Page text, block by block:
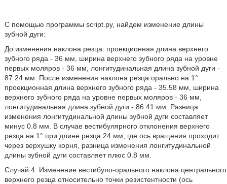
С помощью программы script.py, найдем изменение длины
зубной дуги:
До изменения наклона резца: проекционная длина верхнего
зубного ряда - 36 мм, ширина верхнего зубного ряда на уровне
первых моляров - 36 мм, лонгитудинальная длина зубной дуги -
87.24 мм. После изменения наклона резца орально на 1°:
проекционная длина верхнего зубного ряда - 35.58 мм, ширина
верхнего зубного ряда на уровне первых моляров - 36 мм,
лонгитудинальная длина зубной дуги - 86.41 мм. Разница
изменения лонгитудинальной длины зубной дуги составляет
минус 0.8 мм. В случае вестибулярного отклонения верхнего
резца на 1° при длине резца 24 мм, где ось вращения проходит
через верхушку корня, разница изменения лонгитудинальной
длины зубной дуги составляет плюс 0.8 мм.
Случай 4. Изменение вестибуло-орального наклона центрального
верхнего резца относительно точки резистентности (ось